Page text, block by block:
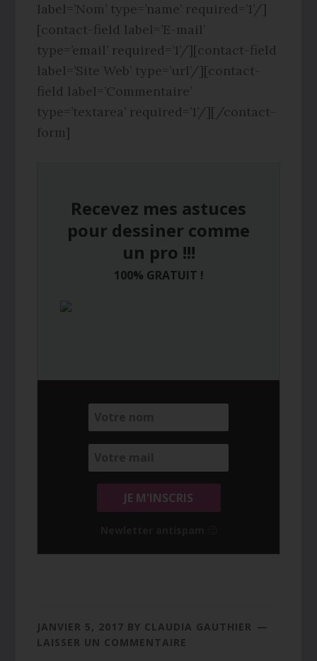
label=’Nom’ type=’name’ required=’1’/]
[contact-field label=’E-mail’
type=’email’ required=’1’/][contact-field
label=’Site Web’ type=’url’/][contact-
field label=’Commentaire’
type=’textarea’ required=’1’/][/contact-
form]
Recevez mes astuces
pour dessiner comme
un pro !!!
100% GRATUIT !
JANVIER 5, 2017 BY CLAUDIA GAUTHIER
LAISSER UN COMMENTAIRE